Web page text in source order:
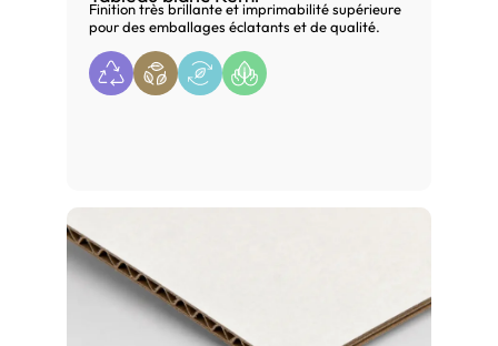
Finition très brillante et imprimabilité supérieure
pour des emballages éclatants et de qualité.